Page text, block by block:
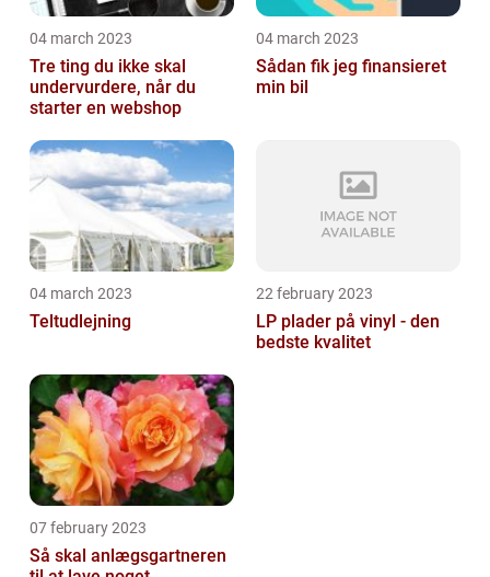
04 march 2023
Tre ting du ikke skal
undervurdere, når du
starter en webshop
04 march 2023
Sådan fik jeg finansieret
min bil
04 march 2023
Teltudlejning
22 february 2023
LP plader på vinyl - den
bedste kvalitet
07 february 2023
Så skal anlægsgartneren